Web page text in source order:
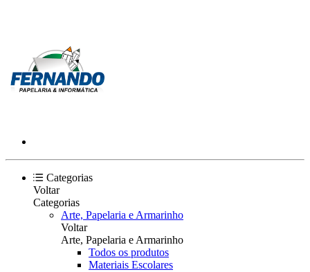
Categorias
Voltar
Categorias
Arte, Papelaria e Armarinho
Voltar
Arte, Papelaria e Armarinho
Todos os produtos
Materiais Escolares